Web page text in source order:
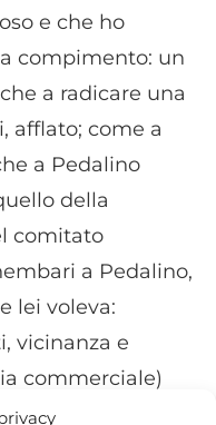
e che ho
compimento: un
a radicare una
afflato; come a
a Pedalino
della
comitato
a Pedalino,
lei voleva:
vicinanza e
commerciale)